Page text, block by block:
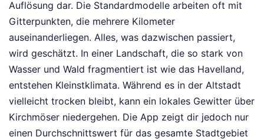
Auflösung dar. Die Standardmodelle arbeiten oft mit
Gitterpunkten, die mehrere Kilometer
auseinanderliegen. Alles, was dazwischen passiert,
wird geschätzt. In einer Landschaft, die so stark von
Wasser und Wald fragmentiert ist wie das Havelland,
entstehen Kleinstklimata. Während es in der Altstadt
vielleicht trocken bleibt, kann ein lokales Gewitter über
Kirchmöser niedergehen. Die App zeigt dir jedoch nur
einen Durchschnittswert für das gesamte Stadtgebiet